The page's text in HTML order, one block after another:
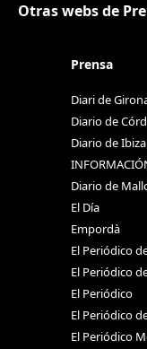
Otras webs de
Prensa
Diari de
Diario de
Diario de Ibiza
Diario de
El Día
Empordà
El Periódico
El Periódico
El Periódico
El Periódico
El Periódico